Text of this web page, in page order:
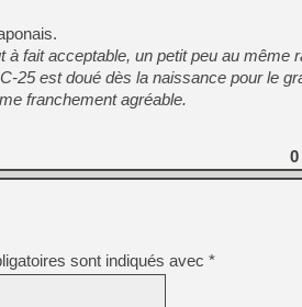
[GK] Beast of
[GK] Ubisoft : fin de partie
[GK] Mémoire cash -
[GK] Dan Houser (GTA)
[GK] Comment EA Sports
[GK] Crimson Moon : un
[GK] Isle of Reveries : le
[GK] Moonlighter 2 : The
[GK] Capcom relance
[Mo5] Deux inédits du
[GK] Le beat'em up The
[GK] Endless Legend 2 :
à fait acceptable, un petit peu au même
25 est doué dès la naissance pour le
franchement agréable.
0
sont indiqués avec *